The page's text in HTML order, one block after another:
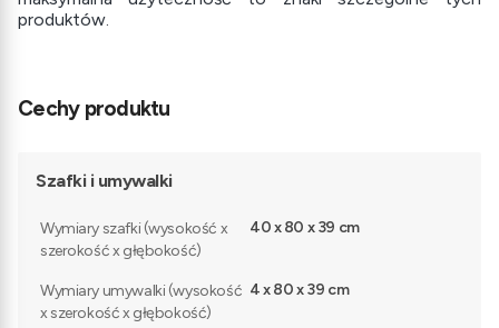
produktów.
Cechy produktu
Szafki i umywalki
Wymiary szafki (wysokość x
szerokość x głębokość)
40 x 80 x 39 cm
Wymiary umywalki (wysokość
x szerokość x głębokość)
4 x 80 x 39 cm